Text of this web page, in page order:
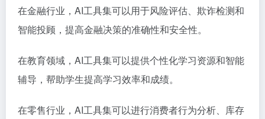
在金融行业，AI工具集可以用于风险评估、欺诈检测和
智能投顾，提高金融决策的准确性和安全性。
在教育领域，AI工具集可以提供个性化学习资源和智能
辅导，帮助学生提高学习效率和成绩。
在零售行业，AI工具集可以进行消费者行为分析、库存